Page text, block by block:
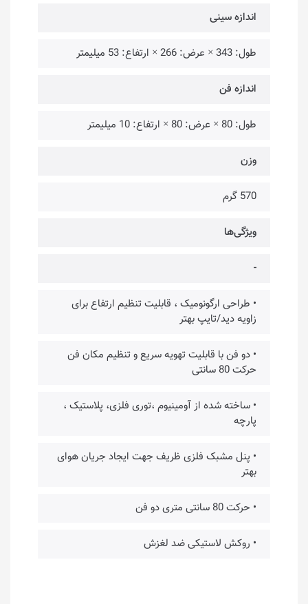
اندازه سینی
طول: 343 ‍× عرض: 266 × ارتفاع: 53 میلیمتر
اندازه فن
طول: 80 ‍× عرض: 80 × ارتفاع: 10 میلیمتر
وزن
570 گرم
ویژگی‌ها
-
• طراحی ارگونومیک ، قابلیت تنظیم ارتفاع برای
زاویه دید/تایپ بهتر
• دو فن با قابلیت تهویه سریع و تنظیم مکان فن
حرکت 80 سانتی
• ساخته شده از آومینیوم ،توری فلزی، پلاستیک ،
پارچه
• پنل مشبک فلزی ظریف جهت ایجاد جریان هوای
بهتر
• حرکت 80 سانتی متری دو فن
• روکش لاستیکی ضد لغزش